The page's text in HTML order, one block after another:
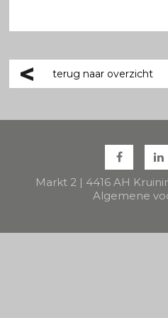
terug naar overzicht
Markt 2 | 4416 AH
Algemene